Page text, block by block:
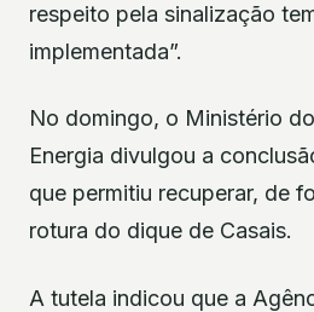
respeito pela sinalização
implementada”.
No domingo, o Ministério
Energia divulgou a
que permitiu recuperar, de
rotura do dique de Casais.
A tutela indicou que a